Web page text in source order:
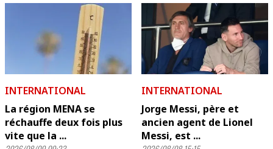
INTERNATIONAL
La région MENA se
réchauffe deux fois plus
vite que la ...
INTERNATIONAL
Jorge Messi, père et
ancien agent de Lionel
Messi, est ...